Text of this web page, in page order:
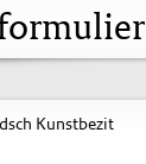
Kunstbezit